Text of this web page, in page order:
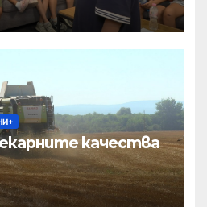
качества